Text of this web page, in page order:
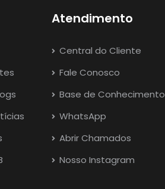
Atendimento
Central do Cliente
Fale Conosco
Base de Conhecimento
WhatsApp
Abrir Chamados
Nosso Instagram